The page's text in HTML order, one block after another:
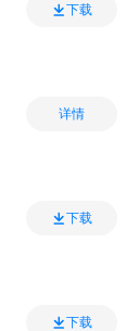
下载
详情
下载
下载